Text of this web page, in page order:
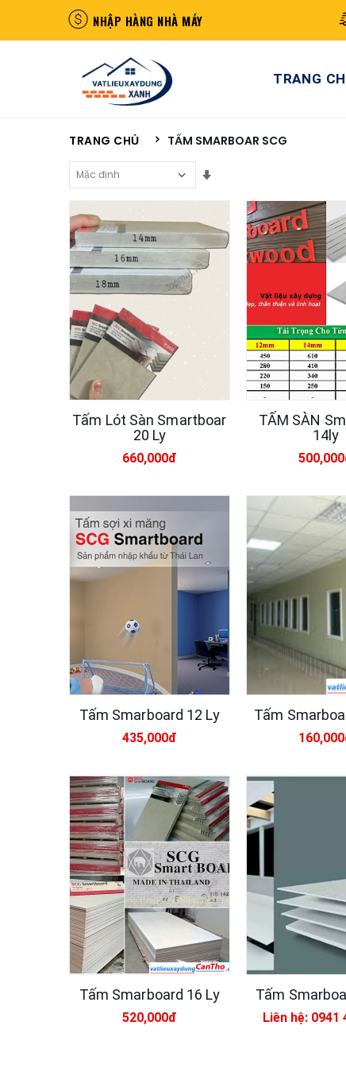
NHẬP HÀNG NHÀ MÁY
TRANG
TRANG CHỦ TẤM SMARBOAR SCG
Sắp Xếp Theo
Tấm Lót Sàn Smartboar
20 Ly
660,000đ
TẤM SÀN
14ly
Tấm Smarboard 12 Ly
435,000đ
Tấm
Tấm Smarboard 16 Ly
520,000đ
Tấm
Liên hệ: 0941